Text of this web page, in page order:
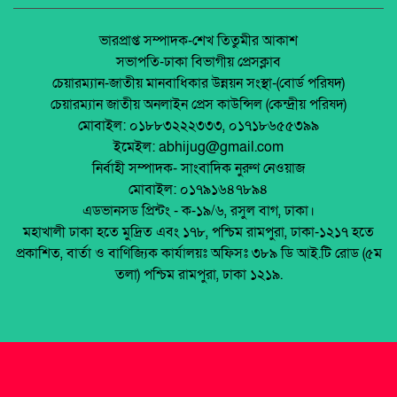
ভোগান্তি দর্শকদের
দুমকি উপজেলা ফুটবল টুর্নামেন্ট-২০২৪ উদ্বোধন
পটুয়াখালী ভার্সিটিতে আন্ত:অনুষদীয় ফুটবলে চ্যাম্পিয়ন
কৃষি অনুষদ
নাসুমকে টাইগার্স ক্যাম্পে জায়গা দিল বিসিবি
জেলা আইন-শৃৃঙ্খলা কমিটির মাসিক সভা অনুষ্ঠিত।
পলাশবাড়ীতে এমইপি গ্রুপের মতবিনিময় সভা
অনুষ্ঠিত।
জুলাই সনদ বাস্তবায়ন নিয়ে প্রশ্ন: রংপুরে ১১ দলের
বিক্ষোভ
মালয়েশিয়ায় ইমিগ্রেশনের অভিযানে বাংলাদেশিসহ
২৪ অবৈধ অভিবাসী আটক
থাইল্যান্ডে রিসোর্ট থেকে ২১ বাংলাদেশি উদ্ধার
ভারপ্রাপ্ত সম্পাদক-শেখ তিতুমীর আকাশ
সভাপতি-ঢাকা বিভাগীয় প্রেসক্লাব
চেয়ারম্যান-জাতীয় মানবাধিকার উন্নয়ন সংস্থা-(বোর্ড পরিষদ)
চেয়ারম্যান জাতীয় অনলাইন প্রেস কাউন্সিল (কেন্দ্রীয় পরিষদ)
মোবাইল: ০১৮৮৩২২২৩৩৩, ০১৭১৮৬৫৫৩৯৯
ইমেইল: abhijug@gmail.com
নির্বাহী সম্পাদক- সাংবাদিক নুরুণ নেওয়াজ
মোবাইল: ০১৭৯১৬৪৭৮৯৪
এডভানসড প্রিন্টং - ক-১৯/৬, রসুল বাগ, ঢাকা।
মহাখালী ঢাকা হতে মুদ্রিত এবং ১৭৮, পশ্চিম রামপুরা, ঢাকা-১২১৭ হতে
প্রকাশিত, বার্তা ও বাণিজ্যিক কার্যালয়ঃ অফিসঃ ৩৮৯ ডি আই.টি রোড (৫ম
তলা) পশ্চিম রামপুরা, ঢাকা ১২১৯.